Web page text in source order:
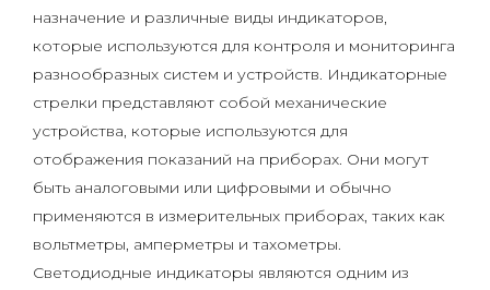
назначение и различные виды индикаторов,
которые используются для контроля и мониторинга
разнообразных систем и устройств. Индикаторные
стрелки представляют собой механические
устройства, которые используются для
отображения показаний на приборах. Они могут
быть аналоговыми или цифровыми и обычно
применяются в измерительных приборах, таких как
вольтметры, амперметры и тахометры.
Светодиодные индикаторы являются одним из